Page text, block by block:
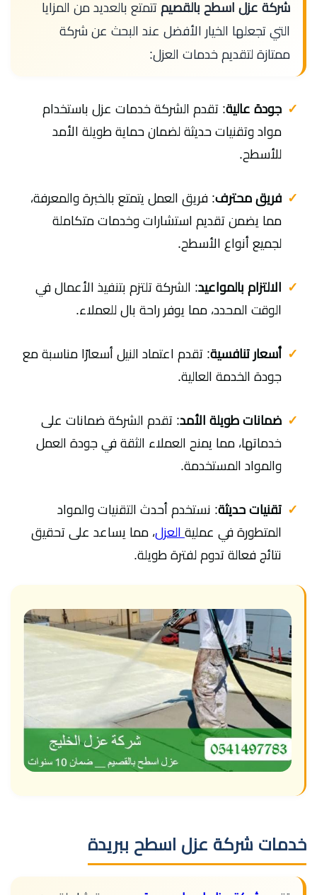
شركة عزل اسطح بالقصيم تتمتع بالعديد من المزايا
التي تجعلها الخيار الأفضل عند البحث عن شركة
ممتازة لتقديم خدمات العزل:
جودة عالية: تقدم الشركة خدمات عزل باستخدام
مواد وتقنيات حديثة لضمان حماية طويلة الأمد
للأسطح.
فريق محترف: فريق العمل يتمتع بالخبرة والمعرفة،
مما يضمن تقديم استشارات وخدمات متكاملة
لجميع أنواع الأسطح.
الالتزام بالمواعيد: الشركة تلتزم بتنفيذ الأعمال في
الوقت المحدد، مما يوفر راحة بال للعملاء.
أسعار تنافسية: تقدم اعتماد النيل أسعارًا مناسبة مع
جودة الخدمة العالية.
ضمانات طويلة الأمد: تقدم الشركة ضمانات على
خدماتها، مما يمنح العملاء الثقة في جودة العمل
والمواد المستخدمة.
تقنيات حديثة: نستخدم أحدث التقنيات والمواد
المتطورة في عملية العزل، مما يساعد على تحقيق
نتائج فعالة تدوم لفترة طويلة.
خدمات شركة عزل اسطح ببريدة